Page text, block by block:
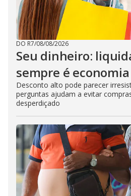
DO R7/08/08/2026
Seu dinheiro:
sempre é economia
Desconto alto pode parecer
perguntas ajudam a evitar
desperdiçado